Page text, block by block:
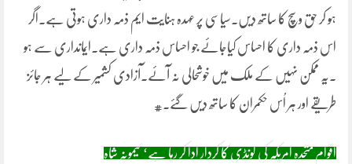
ہو کر حق وسچ کا ساتھ دیں۔سیاسی پر عہدہ ہنایت ایم ذمہ داری ہوتی ہے۔اگر
اس ذمہ داری کا احساس کیاجائے جو احساس ذمہ داری ہے۔ایمانداری سے ہو
۔یہ ممکن نہیں کے ملک میں خوشحالی نہ آئے۔آزادی کشمیر کے لیے ہر جائز
طریقے اور ہر اُس حکمران کا ساتھ دیں گئے۔#
اقوام متحدہ امریکہ کی لونڈی کا کردار ادا کر رہا ہے‘میمونہ شاہ